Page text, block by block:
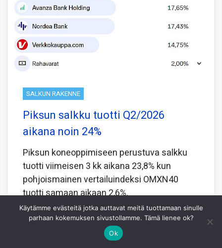
SALKUN RAKENNE
Piksun salkku tuotti Q2/2026
aikana noin 24%
Piksun koneoppimiseen perustuva salkku
tuotti viimeisen 3 kk aikana 23,8% kun
pohjoismainen vertailuindeksi OMXN40
tuotti samaan aikaan 2,6%.
Koneoppiminen laskee viimeisen 5 vuoden
perusteella minkälainen yhdistelmä
Käytämme evästeitä jotka auttavat meitä tuottamaan sinulle
parhaan kokemuksen sivustollamme. Tämä lienee ok?
Ok